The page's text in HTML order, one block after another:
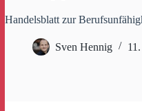
Handelsblatt zur
Sven Hennig